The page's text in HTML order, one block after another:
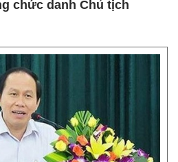
chức danh Chủ tịch